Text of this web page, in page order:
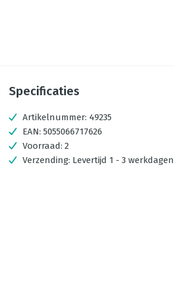
Specificaties
Artikelnummer: 49235
EAN: 5055066717626
Voorraad: 2
Verzending: Levertijd 1 - 3 werkdagen